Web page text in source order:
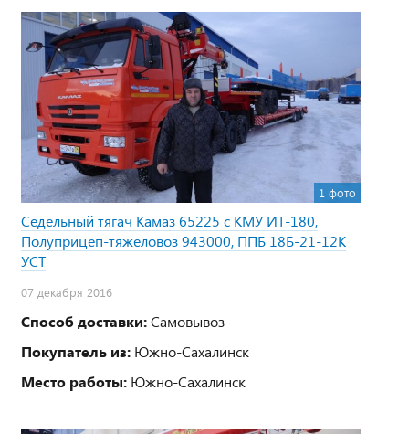
1 фото
Седельный тягач Камаз 65225 с КМУ ИТ-180,
Полуприцеп-тяжеловоз 943000, ППБ 18Б-21-12К
УСТ
07 декабря 2016
Способ доставки:Самовывоз
Покупатель из: Южно-Сахалинск
Место работы: Южно-Сахалинск